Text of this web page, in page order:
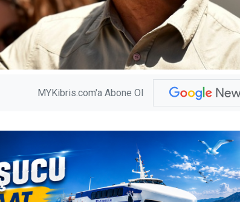
MYKibris.com'a Abone Ol